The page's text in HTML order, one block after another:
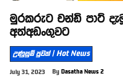
මුරකරුට චන්ඩි පාට්
අත්අඩංගුවට
උණුසුම් පුවත් | Hot News
July 31, 2023 By Dasatha News 2